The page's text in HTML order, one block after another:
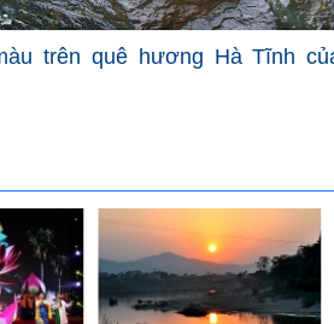
trên quê hương Hà Tĩnh